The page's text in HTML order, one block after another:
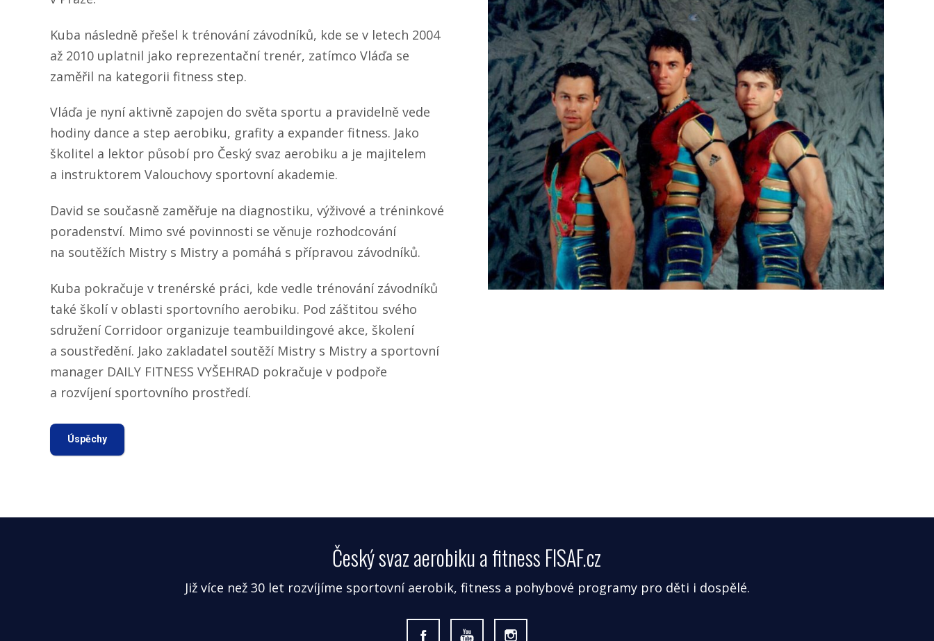
Kuba následně přešel k trénování závodníků, kde se v letech 2004
až 2010 uplatnil jako reprezentační trenér, zatímco Vláďa se
zaměřil na kategorii fitness step.
Vláďa je nyní aktivně zapojen do světa sportu a pravidelně vede
hodiny dance a step aerobiku, grafity a expander fitness. Jako
školitel a lektor působí pro Český svaz aerobiku a je majitelem
a instruktorem Valouchovy sportovní akademie.
David se současně zaměřuje na diagnostiku, výživové a tréninkové
poradenství. Mimo své povinnosti se věnuje rozhodcování
na soutěžích Mistry s Mistry a pomáhá s přípravou závodníků.
Kuba pokračuje v trenérské práci, kde vedle trénování závodníků
také školí v oblasti sportovního aerobiku. Pod záštitou svého
sdružení Corridoor organizuje teambuildingové akce, školení
a soustředění. Jako zakladatel soutěží Mistry s Mistry a sportovní
manager DAILY FITNESS VYŠEHRAD pokračuje v podpoře
a rozvíjení sportovního prostředí.
Úspěchy
Český svaz aerobiku a fitness FISAF.cz
Již více než 30 let rozvíjíme sportovní aerobik, fitness a pohybové programy pro děti i dospělé.